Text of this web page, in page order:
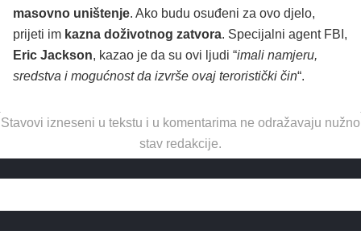
masovno uništenje. Ako budu osuđeni za ovo djelo,
prijeti im kazna doživotnog zatvora. Specijalni agent FBI,
Eric Jackson, kazao je da su ovi ljudi “imali namjeru,
sredstva i mogućnost da izvrše ovaj teroristički čin“.
Stavovi izneseni u tekstu i u komentarima ne odražavaju nužno
stav redakcije.